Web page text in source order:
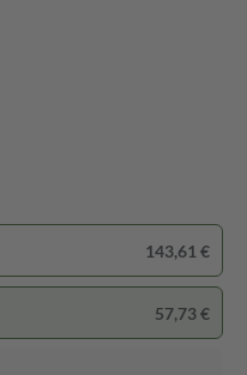
143,61 €
57,73 €